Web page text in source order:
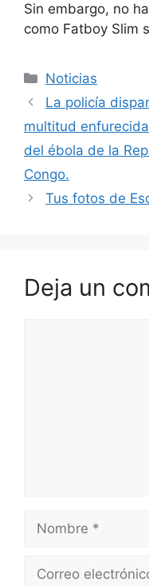
Sin embargo, no
como Fatboy Slim
Categorías
Noticias
La policía
multitud
del ébola de la
Congo.
Tus fotos de
Deja un
Nombre
Correo